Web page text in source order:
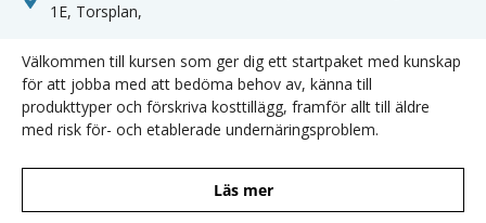
1E, Torsplan,
Välkommen till kursen som ger dig ett startpaket med kunskap
för att jobba med att bedöma behov av, känna till
produkttyper och förskriva kosttillägg, framför allt till äldre
med risk för- och etablerade undernäringsproblem.
Läs mer